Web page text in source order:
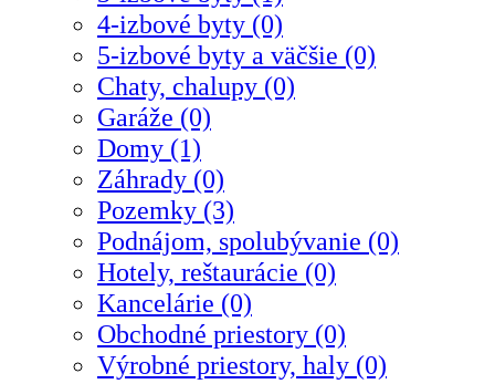
4-izbové byty (0)
5-izbové byty a väčšie (0)
Chaty, chalupy (0)
Garáže (0)
Domy (1)
Záhrady (0)
Pozemky (3)
Podnájom, spolubývanie (0)
Hotely, reštaurácie (0)
Kancelárie (0)
Obchodné priestory (0)
Výrobné priestory, haly (0)